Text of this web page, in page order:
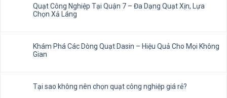
Quạt Công Nghiệp Tại Quận 7 – Đa Dạng Quạt Xịn, Lựa
Chọn Xả Láng
Khám Phá Các Dòng Quạt Dasin – Hiệu Quả Cho Mọi Không
Gian
Tại sao không nên chọn quạt công nghiệp giá rẻ?